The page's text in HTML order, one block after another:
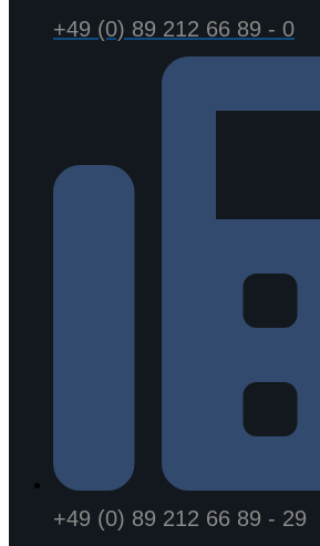
+49 (0) 89 212 66 89 - 0
+49 (0) 89 212 66 89 - 29